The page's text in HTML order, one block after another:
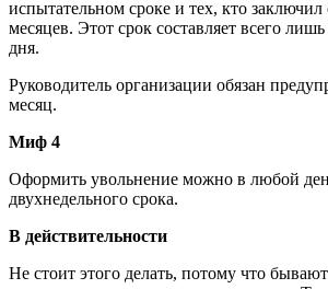
испытательном сроке и тех, кто заключил
месяцев. Этот срок составляет всего
дня.
Руководитель организации обязан
месяц.
Миф 4
Оформить увольнение можно в любой
двухнедельного срока.
В действительности
Не стоит этого делать, потому что